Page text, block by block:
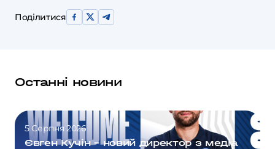
Поділитися
Останні новини
5 Серпня 2026
Євген Кучін – новий директор з медіа